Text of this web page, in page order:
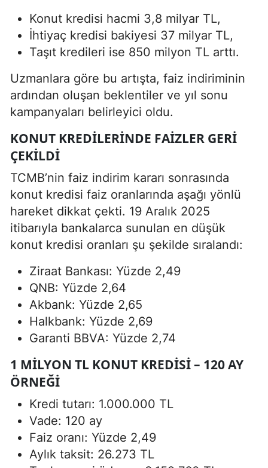
Konut kredisi hacmi 3,8 milyar TL,
İhtiyaç kredisi bakiyesi 37 milyar TL,
Taşıt kredileri ise 850 milyon TL arttı.
Uzmanlara göre bu artışta, faiz indiriminin
ardından oluşan beklentiler ve yıl sonu
kampanyaları belirleyici oldu.
KONUT KREDILERINDE FAIZLER GERI
ÇEKILDI
TCMB’nin faiz indirim kararı sonrasında
konut kredisi faiz oranlarında aşağı yönlü
hareket dikkat çekti. 19 Aralık 2025
itibarıyla bankalarca sunulan en düşük
konut kredisi oranları şu şekilde sıralandı:
Ziraat Bankası: Yüzde 2,49
QNB: Yüzde 2,64
Akbank: Yüzde 2,65
Halkbank: Yüzde 2,69
Garanti BBVA: Yüzde 2,74
1 MILYON TL KONUT KREDISI – 120 AY
ÖRNEĞI
Kredi tutarı: 1.000.000 TL
Vade: 120 ay
Faiz oranı: Yüzde 2,49
Aylık taksit: 26.273 TL